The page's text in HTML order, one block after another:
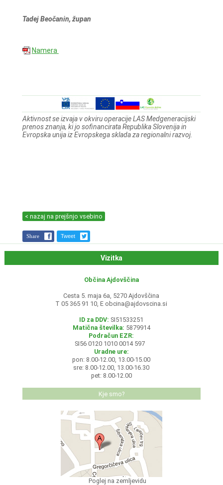
Tadej Beočanin, župan
Namera
Aktivnost se izvaja v okviru operacije LAS Medgeneracijski
prenos znanja, ki jo sofinancirata Republika Slovenija in
Evropska unija iz Evropskega sklada za regionalni razvoj.
< nazaj na prejšnjo vsebino
Share Tweet
Vizitka
Občina Ajdovščina
Cesta 5. maja 6a, 5270 Ajdovščina
T 05 365 91 10, E obcina@ajdovscina.si
ID za DDV: SI51533251
Matična številka: 5879914
Podračun EZR:
SI56 0120 1010 0014 597
Uradne ure:
pon: 8.00-12.00, 13.00-15.00
sre: 8.00-12.00, 13.00-16.30
pet: 8.00-12.00
Kje smo?
Poglej na zemljevidu